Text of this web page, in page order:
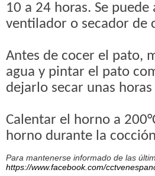
10 a 24 horas. Se
ventilador o secador de
Antes de cocer el pato,
agua y pintar el pato
dejarlo secar unas horas
Calentar el horno a
horno durante la
Para mantenerse informado de las
https://www.facebook.com/